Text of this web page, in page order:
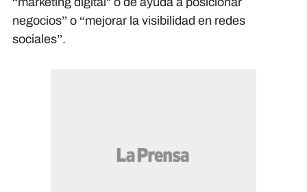
negocios” o “mejorar la visibilidad en redes
sociales”.